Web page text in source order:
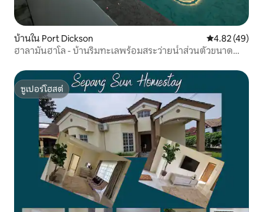
บ้านใน Port Dickson คะแนนเฉลี่ย
4.82 (49)
ฮาลามันฮาโล - บ้านริมทะเลพร้อมสระว่ายน้ำส่วนตัวขนาด
ซูเปอร์โฮสต์
ซูเปอร์โฮสต์